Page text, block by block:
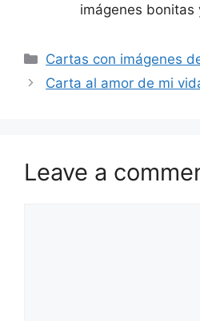
imágenes bonitas
Categories
Cartas con imágenes
Carta al amor de mi
Leave a